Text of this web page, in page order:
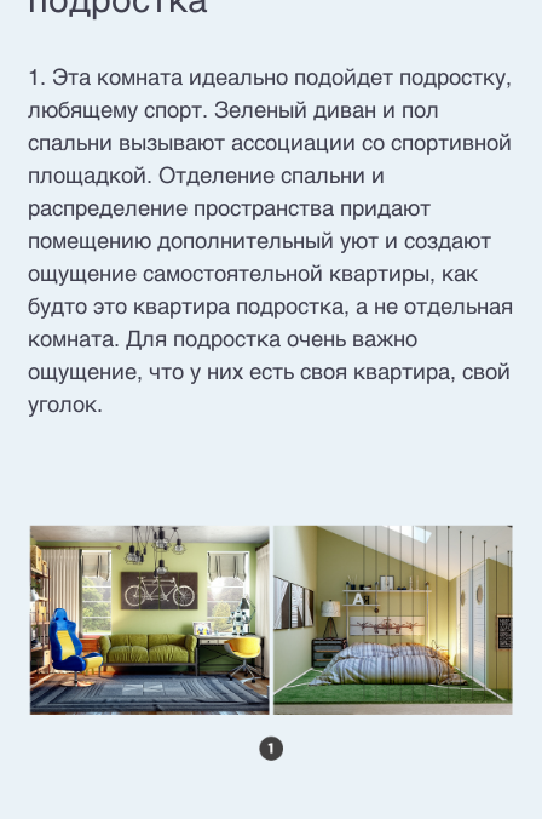
1. Эта комната идеально подойдет подростку,
любящему спорт. Зеленый диван и пол
спальни вызывают ассоциации со спортивной
площадкой. Отделение спальни и
распределение пространства придают
помещению дополнительный уют и создают
ощущение самостоятельной квартиры, как
будто это квартира подростка, а не отдельная
комната. Для подростка очень важно
ощущение, что у них есть своя квартира, свой
уголок.